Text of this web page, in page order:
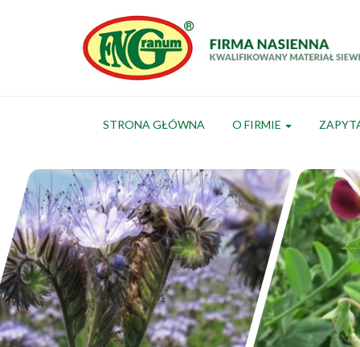
STRONA GŁÓWNA O FIRMIE